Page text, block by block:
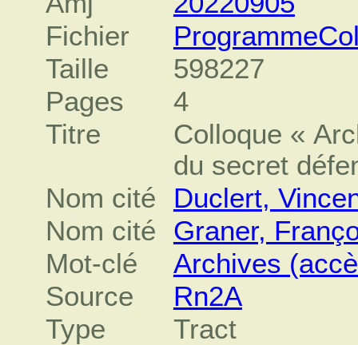
Fichier
Taille
598227
Pages
4
Titre
Colloque «
du secret
Nom cité
Duclert,
Nom cité
Graner,
Mot-clé
Archives
Source
Rn2A
Type
Tract